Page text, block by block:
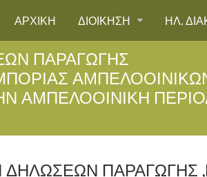
ΑΡΧΙΚΗ ΔΙΟΙΚΗΣΗ ΗΛ.
ΠΑΡΑΓΩΓΗΣ
ΑΜΠΕΛΟΟΙΝΙΚΗ
ΠΑΡΑΓΩΓΗΣ